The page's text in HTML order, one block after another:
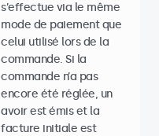
s’effectue via le même
mode de paiement que
celui utilisé lors de la
commande. Si la
commande n’a pas
encore été réglée, un
avoir est émis et la
facture initiale est